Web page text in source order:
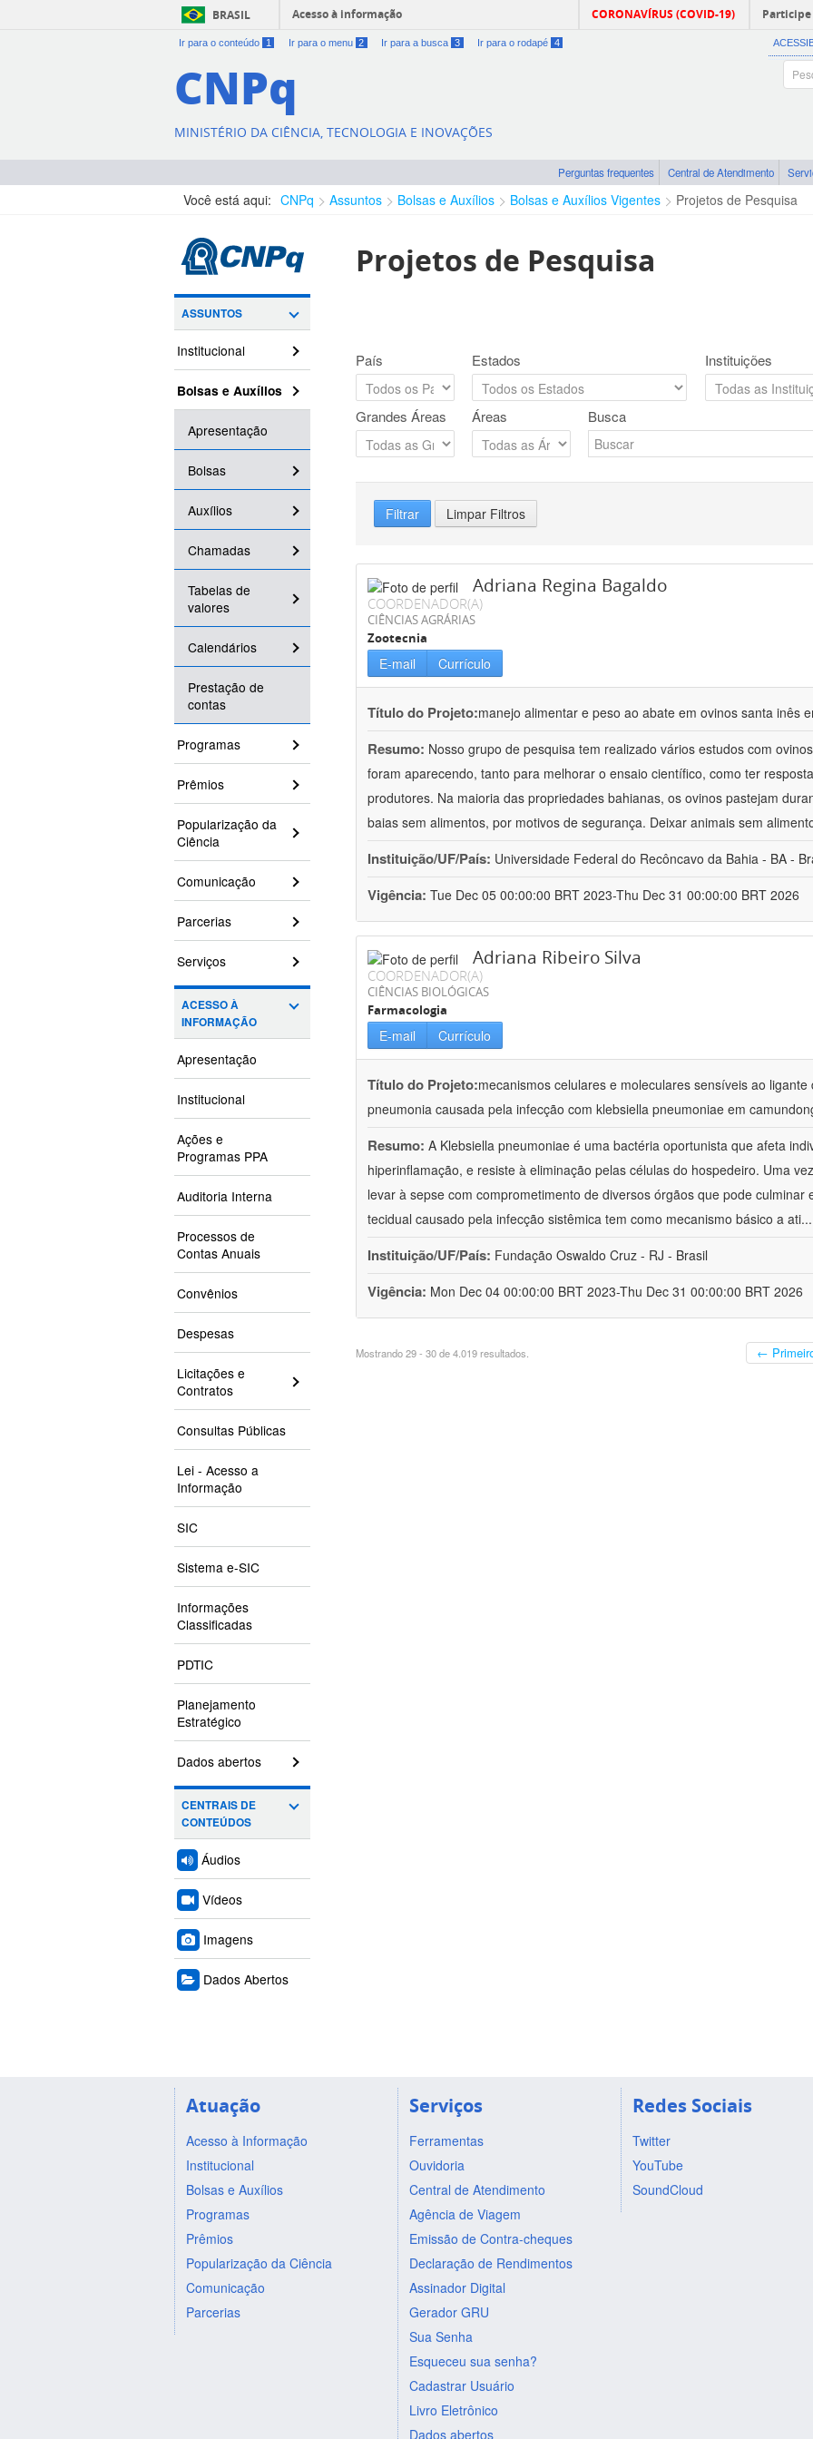
BRASIL Acesso à informação CORONAVÍRUS (COVID-19) Participe
Ir para o conteúdo 1 Ir para o menu 2 Ir para a busca 3 Ir para o rodapé 4
CNPq
MINISTÉRIO DA CIÊNCIA, TECNOLOGIA E INOVAÇÕES
Perguntas frequentes Central de Atendimento
Você está aqui: CNPq Assuntos Bolsas e Auxílios Bolsas e Auxílios Vigentes Projetos de Pesquisa
ASSUNTOS
Institucional
Bolsas e Auxílios
Apresentação
Bolsas
Auxílios
Chamadas
Tabelas de
valores
Calendários
Prestação de
contas
Programas
Prêmios
Popularização da
Ciência
Comunicação
Parcerias
Serviços
ACESSO À
INFORMAÇÃO
Apresentação
Institucional
Ações e
Programas PPA
Auditoria Interna
Processos de
Contas Anuais
Convênios
Despesas
Licitações e
Contratos
Consultas Públicas
Lei - Acesso a
Informação
SIC
Sistema e-SIC
Informações
Classificadas
PDTIC
Planejamento
Estratégico
Dados abertos
CENTRAIS DE
CONTEÚDOS
Áudios
Vídeos
Imagens
Dados Abertos
Projetos de Pesquisa
País Estados Instituições
Grandes Áreas Áreas Busca
Filtrar Limpar Filtros
Adriana Regina Bagaldo
COORDENADOR(A)
CIÊNCIAS AGRÁRIAS
Zootecnia
E-mail Currículo
Título do Projeto:manejo alimentar e peso ao abate em ovinos santa inês
Resumo: Nosso grupo de pesquisa tem realizado vários estudos com
foram aparecendo, tanto para melhorar o ensaio científico, como ter
produtores. Na maioria das propriedades bahianas, os ovinos pastejam
baias sem alimentos, por motivos de segurança. Deixar animais sem
Instituição/UF/País: Universidade Federal do Recôncavo da Bahia - BA -
Vigência: Tue Dec 05 00:00:00 BRT 2023-Thu Dec 31 00:00:00 BRT 2026
Adriana Ribeiro Silva
COORDENADOR(A)
CIÊNCIAS BIOLÓGICAS
Farmacologia
E-mail Currículo
Título do Projeto:mecanismos celulares e moleculares sensíveis ao
pneumonia causada pela infecção com klebsiella pneumoniae em
Resumo: A Klebsiella pneumoniae é uma bactéria oportunista que afeta
hiperinflamação, e resiste à eliminação pelas células do hospedeiro. Uma
levar à sepse com comprometimento de diversos órgãos que pode culminar
tecidual causado pela infecção sistêmica tem como mecanismo básico a ati...
Instituição/UF/País: Fundação Oswaldo Cruz - RJ - Brasil
Vigência: Mon Dec 04 00:00:00 BRT 2023-Thu Dec 31 00:00:00 BRT 2026
Mostrando 29 - 30 de 4.019 resultados. ←
Atuação
Acesso à Informação
Institucional
Bolsas e Auxílios
Programas
Prêmios
Popularização da Ciência
Comunicação
Parcerias
Serviços
Ferramentas
Ouvidoria
Central de Atendimento
Agência de Viagem
Emissão de Contra-cheques
Declaração de Rendimentos
Assinador Digital
Gerador GRU
Sua Senha
Esqueceu sua senha?
Cadastrar Usuário
Livro Eletrônico
Dados abertos
Redes Sociais
Twitter
YouTube
SoundCloud